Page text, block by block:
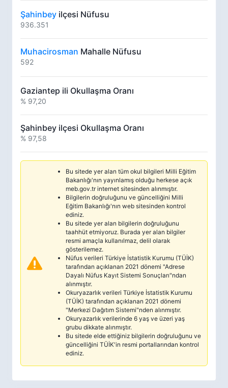
Şahinbey ilçesi Nüfusu
936.351
Muhacirosman Mahalle Nüfusu
592
Gaziantep ili Okullaşma Oranı
% 97,20
Şahinbey ilçesi Okullaşma Oranı
% 97,58
Bu sitede yer alan tüm okul bilgileri Milli Eğitim
Bakanlığı'nın yayınlamış olduğu herkese açık
meb.gov.tr internet sitesinden alınmıştır.
Bilgilerin doğruluğunu ve güncelliğini Milli
Eğitim Bakanlığı'nın web sitesinden kontrol
ediniz.
Bu sitede yer alan bilgilerin doğruluğunu
taahhüt etmiyoruz. Burada yer alan bilgiler
resmi amaçla kullanılmaz, delil olarak
gösterilemez.
Nüfus verileri Türkiye İstatistik Kurumu (TÜİK)
tarafından açıklanan 2021 dönemi "Adrese
Dayalı Nüfus Kayıt Sistemi Sonuçları"ndan
alınmıştır.
Okuryazarlık verileri Türkiye İstatistik Kurumu
(TÜİK) tarafından açıklanan 2021 dönemi
"Merkezi Dağıtım Sistemi"nden alınmıştır.
Okuryazarlık verilerinde 6 yaş ve üzeri yaş
grubu dikkate alınmıştır.
Bu sitede elde ettiğiniz bilgilerin doğruluğunu ve
güncelliğini TÜİK'in resmi portallarından kontrol
ediniz.